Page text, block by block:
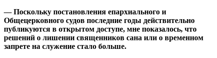
— Поскольку постановления епархиального и
Общецерковного судов последние годы действительно
публикуются в открытом доступе, мне показалось, что
решений о лишении священников сана или о временном
запрете на служение стало больше.